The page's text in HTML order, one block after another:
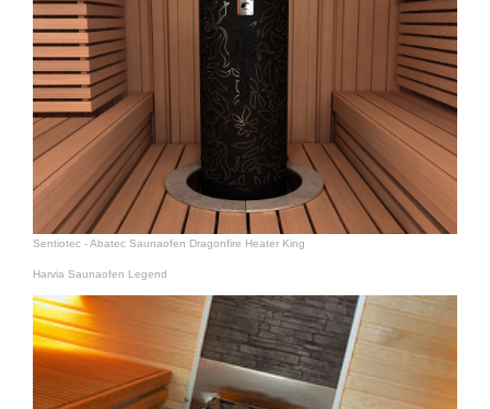
Sentiotec - Abatec Saunaofen Dragonfire Heater King
Harvia Saunaofen Legend